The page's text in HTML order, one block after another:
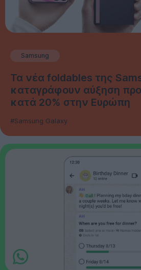
Samsung
Τα νέα foldables της
καταγράφουν αύξηση
κατά 20% στην Ευρώπη
#Samsung Galaxy